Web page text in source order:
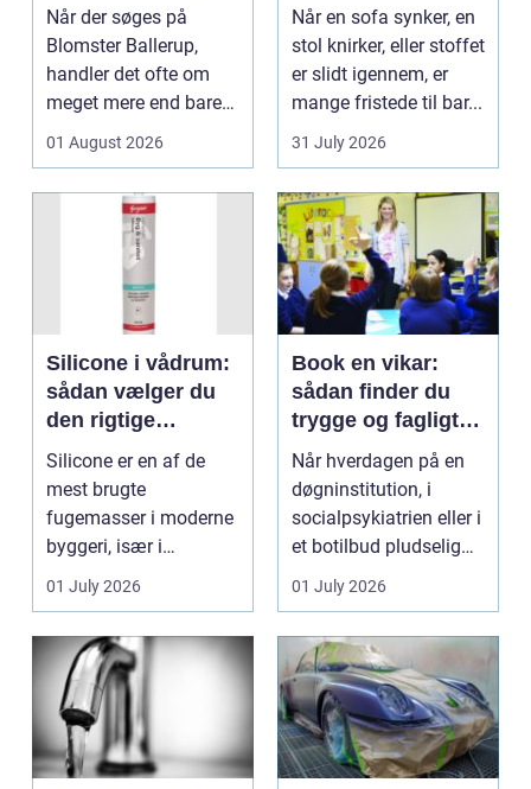
lokale muligheder
Når der søges på
Blomster Ballerup,
handler det ofte om
meget mere end bare
en hurtig buket.
Blomste...
01 August 2026
møbelpolstring
Når en sofa synker, en
stol knirker, eller stoffet
er slidt igennem, er
mange fristede til bar...
31 July 2026
Silicone i vådrum:
sådan vælger du
den rigtige
fugemasse
Silicone er en af de
mest brugte
fugemasser i moderne
byggeri, især i
badeværelser,
køkkener og andr...
01 July 2026
Book en vikar:
sådan finder du
trygge og fagligt
stærke løsninger
Når hverdagen på en
døgninstitution, i
socialpsykiatrien eller i
et botilbud pludselig
ændrer sig, k...
01 July 2026